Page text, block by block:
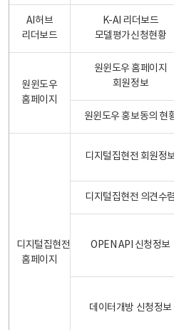
AI허브
리더보드
K-AI 리더보드
모델평가신청현황
원윈도우
홈페이지
원윈도우 홈페이지
회원정보
원윈도우 홍보동의 현
디지털집현전
홈페이지
디지털집현전 회원정
디지털집현전 의견수렴
OPEN API 신청정보
데이터개방 신청정보